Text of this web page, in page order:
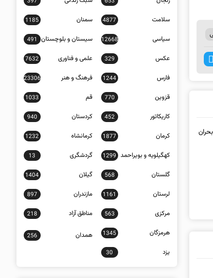
سلامت 4877 سمنان 1185
سیاسی 12668 سیستان و بلوچستان 491
عکس 329 علمی و فناوری 7632
فارس 1244 فرهنگ و هنر 23306
قزوین 770 قم 1033
کاریکاتور 452 کردستان 940
کرمان 1877 کرمانشاه 1232
کهگیلویه و بویراحمد 1299 گردشگری 13
گلستان 568 گیلان 1404
لرستان 1161 مازندران 897
مرکزی 563 مناطق آزاد 218
هرمزگان 1345 همدان 256
یزد 30